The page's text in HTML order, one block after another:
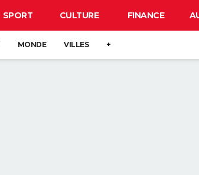
SPORT CULTURE FINANCE
MONDE VILLES +